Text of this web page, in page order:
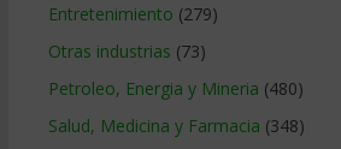
Entretenimiento (279)
Otras industrias (73)
Petroleo, Energia y Mineria (480)
Salud, Medicina y Farmacia (348)